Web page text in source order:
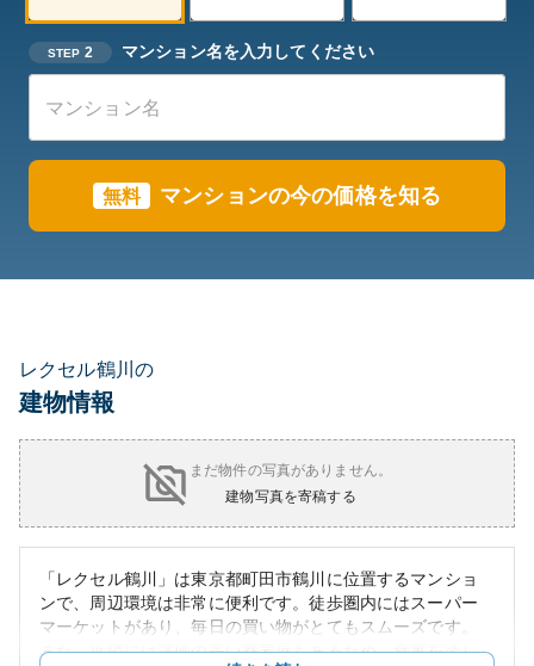
STEP 2 マンション名を入力してください
無料 マンションの今の価格を知る
レクセル鶴川の
建物情報
まだ物件の写真がありません。
建物写真を寄稿する
「レクセル鶴川」は東京都町田市鶴川に位置するマンショ
ンで、周辺環境は非常に便利です。徒歩圏内にはスーパー
マーケットがあり、毎日の買い物がとてもスムーズです。
また、近隣には評価の高い蕎麦屋もあるため、食事を楽し